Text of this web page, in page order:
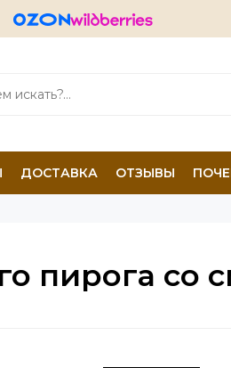
ДОСТАВКА ОТЗЫВЫ
пирога со